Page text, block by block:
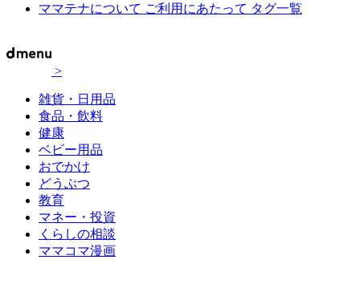
ママテナについて ご利用にあたって タグ一覧
>
雑貨・日用品
食品・飲料
健康
ベビー用品
おでかけ
どうぶつ
教育
マネー・投資
くらしの相談
ママコマ漫画